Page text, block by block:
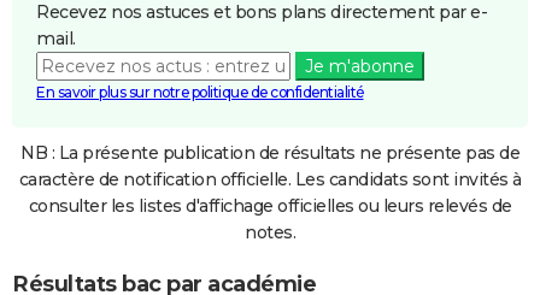
Recevez nos astuces et bons plans directement par e-
mail.
Je m'abonne
En savoir plus sur notre politique de confidentialité
NB : La présente publication de résultats ne présente pas de
caractère de notification officielle. Les candidats sont invités à
consulter les listes d'affichage officielles ou leurs relevés de
notes.
Résultats bac par académie